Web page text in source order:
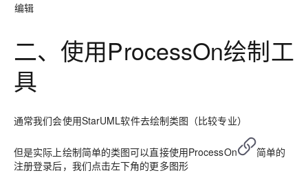
编辑
二、使用ProcessOn绘制工
具
通常我们会使用StarUML软件去绘制类图（比较专业）
但是实际上绘制简单的类图可以直接使用ProcessOn
简单的
注册登录后，我们点击左下角的更多图形